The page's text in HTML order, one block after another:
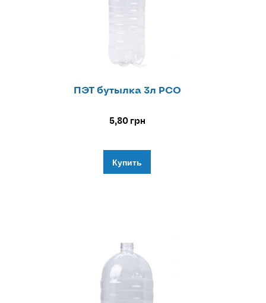
ПЭТ бутылка 3л РСО
5,80 грн
Купить